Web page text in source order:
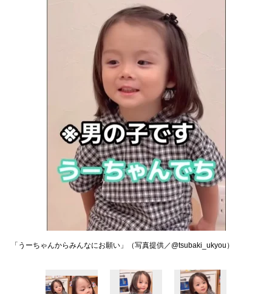
「うーちゃんからみんなにお願い」（写真提供／@tsubaki_ukyou）